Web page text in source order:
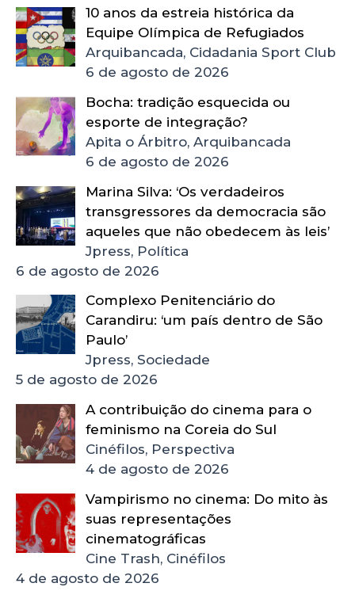
10 anos da estreia histórica da
Equipe Olímpica de Refugiados
Arquibancada, Cidadania Sport Club
6 de agosto de 2026
Bocha: tradição esquecida ou
esporte de integração?
Apita o Árbitro, Arquibancada
6 de agosto de 2026
Marina Silva: ‘Os verdadeiros
transgressores da democracia são
aqueles que não obedecem às leis’
Jpress, Política
6 de agosto de 2026
Complexo Penitenciário do
Carandiru: ‘um país dentro de São
Paulo’
Jpress, Sociedade
5 de agosto de 2026
A contribuição do cinema para o
feminismo na Coreia do Sul
Cinéfilos, Perspectiva
4 de agosto de 2026
Vampirismo no cinema: Do mito às
suas representações
cinematográficas
Cine Trash, Cinéfilos
4 de agosto de 2026